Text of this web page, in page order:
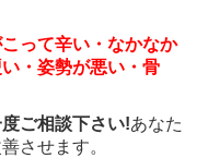
って辛い・なかなか
・姿勢が悪い・骨
ご相談下さい!あなた
させます。